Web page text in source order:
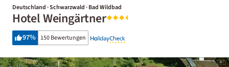
Deutschland · Schwarzwald · Bad Wildbad
Hotel Weingärtner
97% 150 Bewertungen